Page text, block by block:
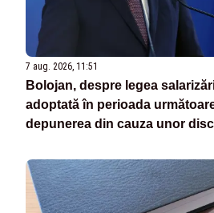
7 aug. 2026, 11:51
Bolojan, despre legea
adoptată în perioada
depunerea din cauza unor